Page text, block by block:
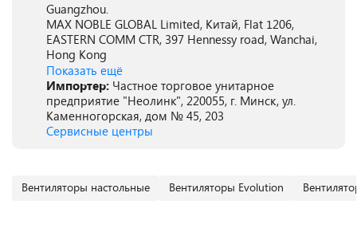
Guangzhou.
MAX NOBLE GLOBAL Limited, Китай, Flat 1206,
EASTERN COMM CTR, 397 Hennessy road, Wanchai,
Hong Kong
Показать ещё
Импортер: Частное торговое унитарное
предприятие "Неолинк", 220055, г. Минск, ул.
Каменногорская, дом № 45, 203
Сервисные центры
Вентиляторы настольные Вентиляторы Evolution